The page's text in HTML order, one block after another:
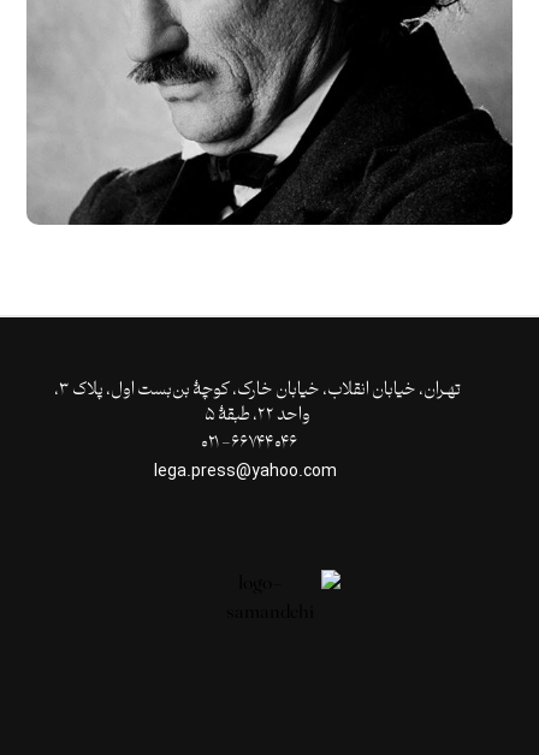
تهـران،‌ خیابان انقلاب، خیابان خارک، کوچۀ بن‌بست اول، پلاک ۳،
واحد ۲۲، طبقۀ ۵